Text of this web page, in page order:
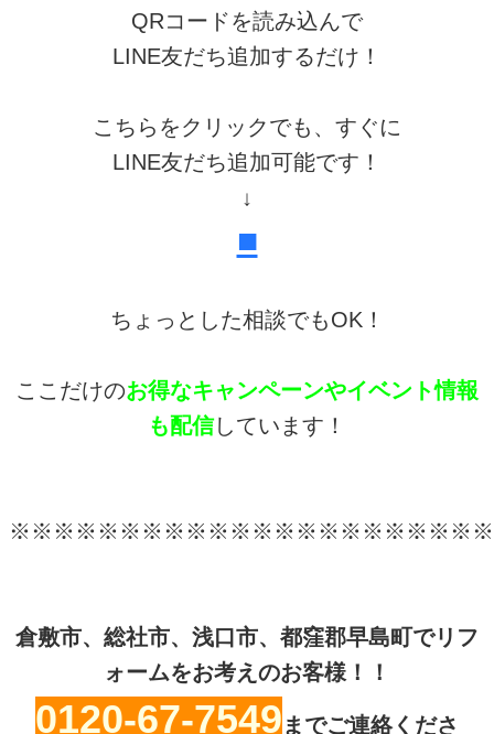
QRコードを読み込んで
LINE友だち追加するだけ！
こちらをクリックでも、すぐに
LINE友だち追加可能です！
↓
■
ちょっとした相談でもOK！
ここだけのお得なキャンペーンやイベント情報
も配信しています！
倉敷市、総社市、浅口市、都窪郡早島町でリフ
ォームをお考えのお客様！！
0120-67-7549 までご連絡くださ